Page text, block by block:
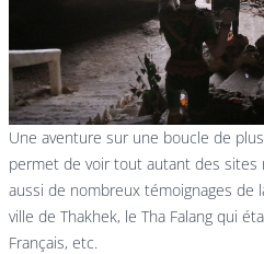
Une aventure sur une boucle de
permet de voir tout autant des sites
aussi de nombreux témoignages de
ville de Thakhek, le Tha Falang qui
Français, etc.